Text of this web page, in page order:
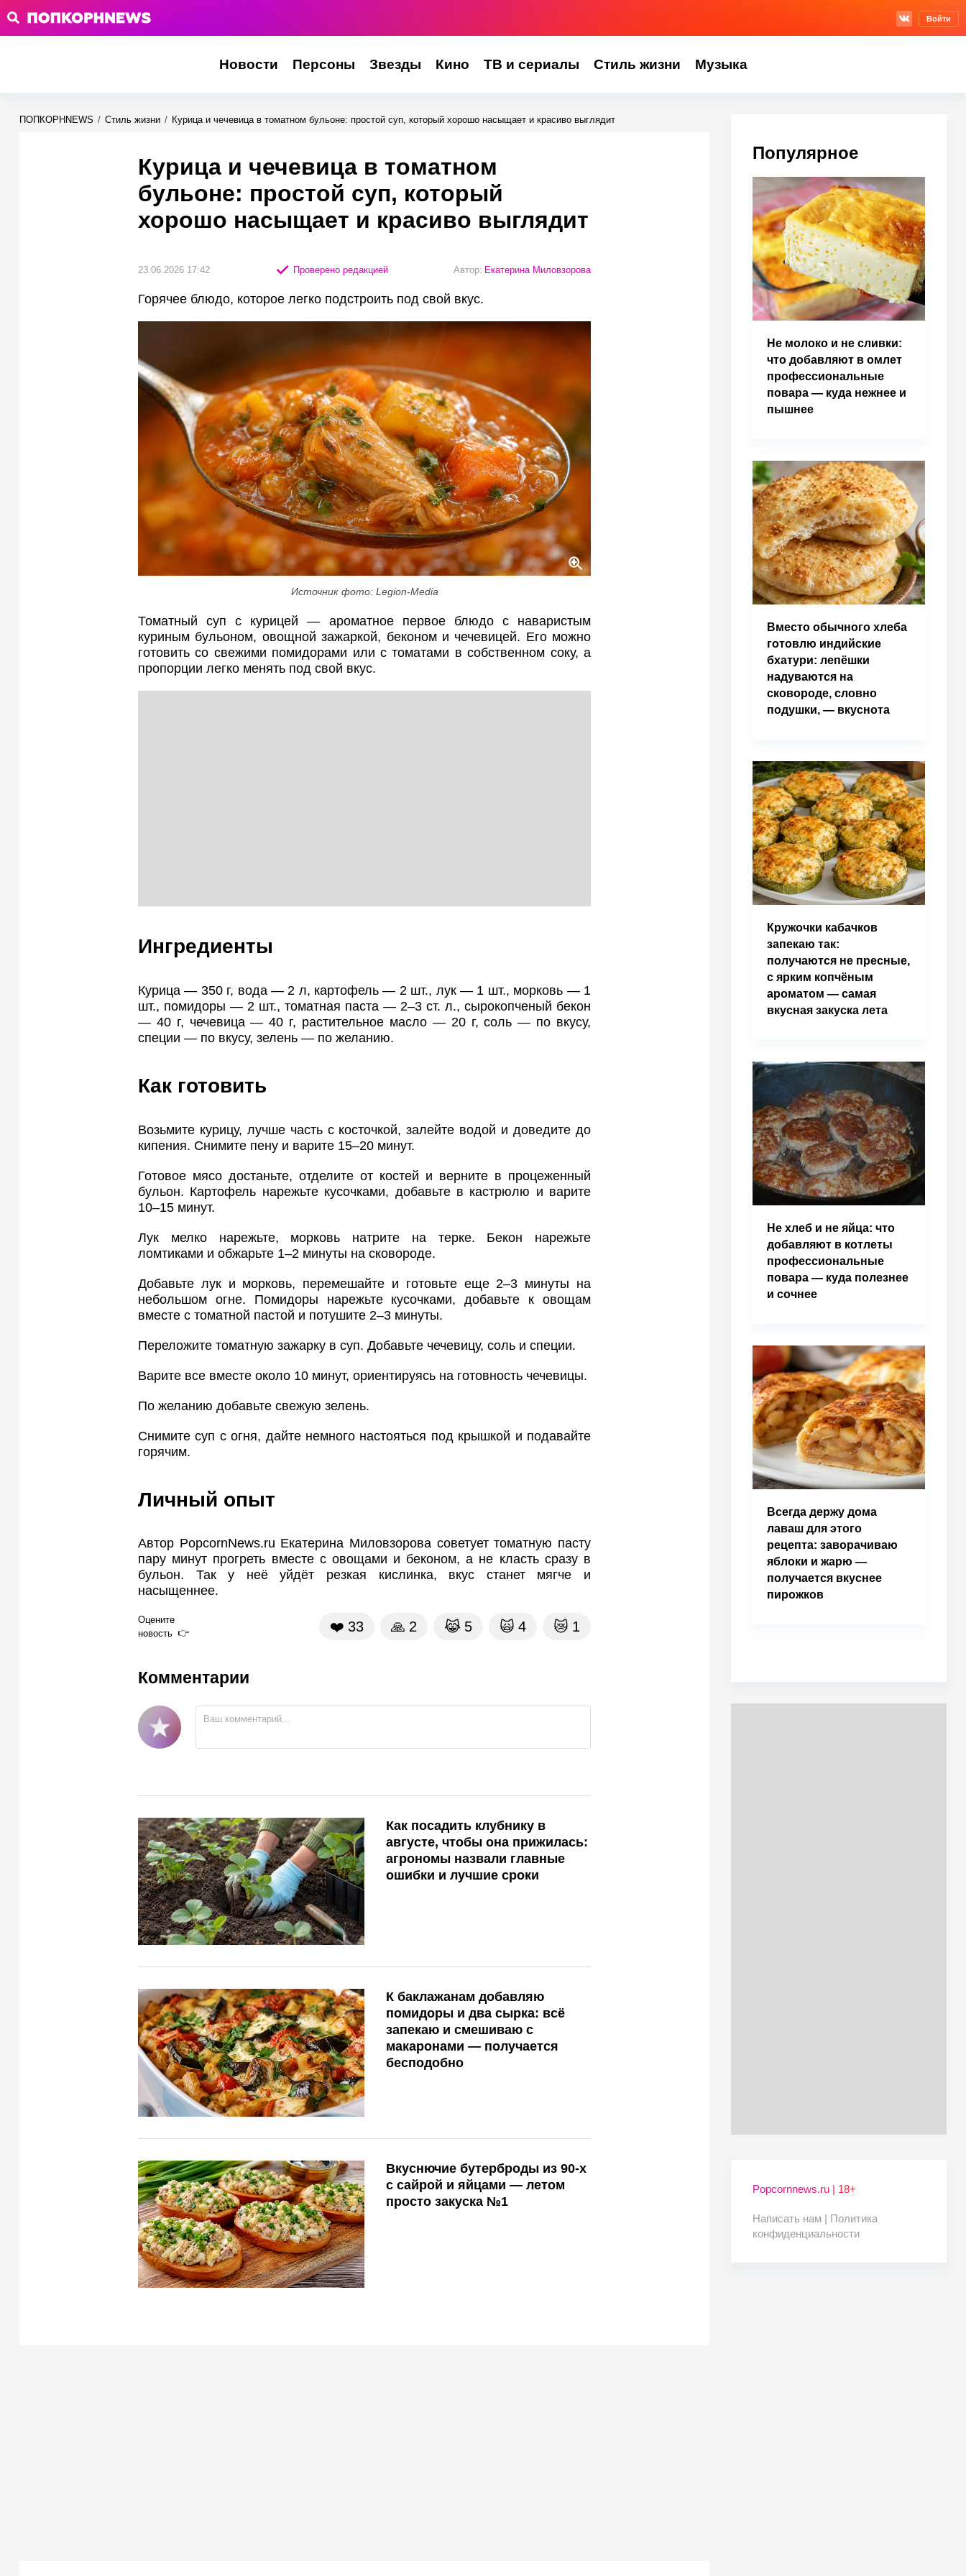
Войти
Новости Персоны Звезды Кино ТВ и сериалы Стиль жизни Музыка
ПОПКОРНNEWS / Стиль жизни / Курица и чечевица в томатном бульоне: простой суп, который хорошо насыщает и красиво выглядит
Курица и чечевица в томатном
бульоне: простой суп, который
хорошо насыщает и красиво выглядит
23.06.2026 17:42 Проверено редакцией Автор: Екатерина Миловзорова
Горячее блюдо, которое легко подстроить под свой вкус.
Источник фото: Legion-Media
Томатный суп с курицей — ароматное первое блюдо с наваристым
куриным бульоном, овощной зажаркой, беконом и чечевицей. Его можно
готовить со свежими помидорами или с томатами в собственном соку, а
пропорции легко менять под свой вкус.
Ингредиенты
Курица — 350 г, вода — 2 л, картофель — 2 шт., лук — 1 шт., морковь — 1
шт., помидоры — 2 шт., томатная паста — 2–3 ст. л., сырокопченый бекон
— 40 г, чечевица — 40 г, растительное масло — 20 г, соль — по вкусу,
специи — по вкусу, зелень — по желанию.
Как готовить
Возьмите курицу, лучше часть с косточкой, залейте водой и доведите до
кипения. Снимите пену и варите 15–20 минут.
Готовое мясо достаньте, отделите от костей и верните в процеженный
бульон. Картофель нарежьте кусочками, добавьте в кастрюлю и варите
10–15 минут.
Лук мелко нарежьте, морковь натрите на терке. Бекон нарежьте
ломтиками и обжарьте 1–2 минуты на сковороде.
Добавьте лук и морковь, перемешайте и готовьте еще 2–3 минуты на
небольшом огне. Помидоры нарежьте кусочками, добавьте к овощам
вместе с томатной пастой и потушите 2–3 минуты.
Переложите томатную зажарку в суп. Добавьте чечевицу, соль и специи.
Варите все вместе около 10 минут, ориентируясь на готовность чечевицы.
По желанию добавьте свежую зелень.
Снимите суп с огня, дайте немного настояться под крышкой и подавайте
горячим.
Личный опыт
Автор PopcornNews.ru Екатерина Миловзорова советует томатную пасту
пару минут прогреть вместе с овощами и беконом, а не класть сразу в
бульон. Так у неё уйдёт резкая кислинка, вкус станет мягче и
насыщеннее.
Оцените
новость
❤️ 33 🙏 2 😹 5 🙀 4 😿 1
Комментарии
Как посадить клубнику в
августе, чтобы она прижилась:
агрономы назвали главные
ошибки и лучшие сроки
К баклажанам добавляю
помидоры и два сырка: всё
запекаю и смешиваю с
макаронами — получается
бесподобно
Вкуснючие бутерброды из 90-х
с сайрой и яйцами — летом
просто закуска №1
Популярное
Не молоко и не сливки:
что добавляют в омлет
профессиональные
повара — куда нежнее и
пышнее
Вместо обычного хлеба
готовлю индийские
бхатури: лепёшки
надуваются на
сковороде, словно
подушки, — вкуснота
Кружочки кабачков
запекаю так:
получаются не пресные,
с ярким копчёным
ароматом — самая
вкусная закуска лета
Не хлеб и не яйца: что
добавляют в котлеты
профессиональные
повара — куда полезнее
и сочнее
Всегда держу дома
лаваш для этого
рецепта: заворачиваю
яблоки и жарю —
получается вкуснее
пирожков
Popcornnews.ru | 18+
Написать нам | Политика
конфиденциальности